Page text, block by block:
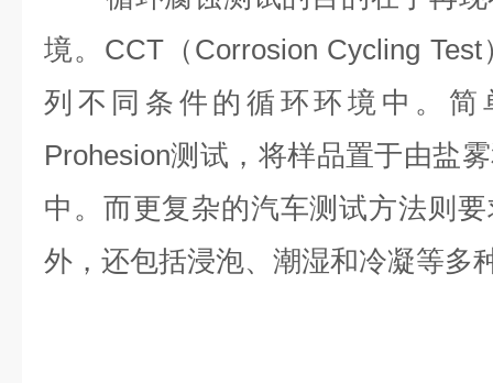
境。CCT（Corrosion Cycling
列不同条件的循环环境中。简
Prohesion测试，将样品置于由盐
中。而更复杂的汽车测试方法则
外，还包括浸泡、潮湿和冷凝等多